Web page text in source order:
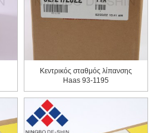
Κεντρικός σταθμός λίπανσης
Haas 93-1195